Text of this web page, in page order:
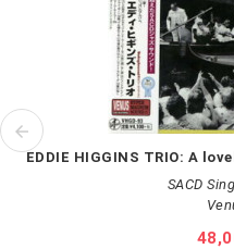
EDDIE HIGGINS TRIO: A
SACD